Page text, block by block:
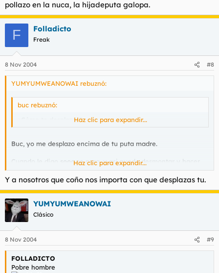
pollazo en la nuca, la hijadeputa galopa.
F Folladicto
Freak
8 Nov 2004 #8
YUMYUMWEANOWAI rebuznó:
buc rebuznó:
¿Cómo te desplazas?Haz clic para expandir...
Buc, yo me desplazo encima de tu puta madre.
Cuando le digo sooose para, y asi puedo desmontar y hacer
mis quehaceres diarios.
Cuando le digoyeeeecamina, y si el yeeeelo junto con un
Haz clic para expandir...
Y a nosotros que coño nos importa con que desplazas tu.
YUMYUMWEANOWAI
Clásico
8 Nov 2004 #9
FOLLADICTO
Pobre hombre